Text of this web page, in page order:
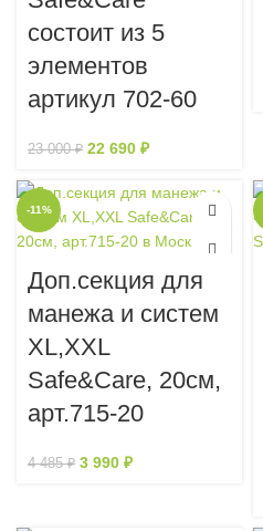
состоит из 5
элементов
артикул 702-60
23 000₽ 22 690 ₽
-11%
Доп.секция для
манежа и систем
XL,XXL
Safe&Care, 20см,
арт.715-20
4 485₽ 3 990 ₽